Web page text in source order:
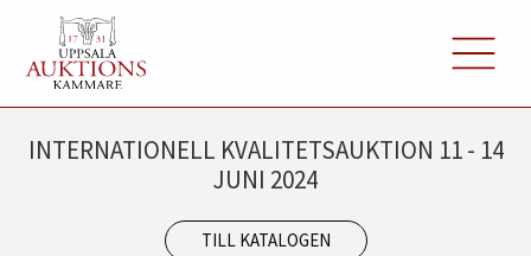
INTERNATIONELL KVALITETSAUKTION 11 - 14
JUNI 2024
TILL KATALOGEN